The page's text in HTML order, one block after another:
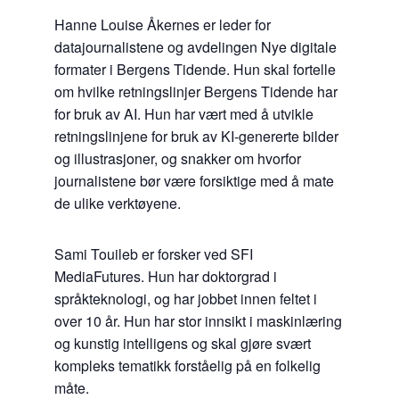
Hanne Louise Åkernes er leder for
datajournalistene og avdelingen Nye digitale
formater i Bergens Tidende. Hun skal fortelle
om hvilke retningslinjer Bergens Tidende har
for bruk av AI. Hun har vært med å utvikle
retningslinjene for bruk av KI-genererte bilder
og illustrasjoner, og snakker om hvorfor
journalistene bør være forsiktige med å mate
de ulike verktøyene.
Sami Touileb er forsker ved SFI
MediaFutures. Hun har doktorgrad i
språkteknologi, og har jobbet innen feltet i
over 10 år. Hun har stor innsikt i maskinlæring
og kunstig intelligens og skal gjøre svært
kompleks tematikk forståelig på en folkelig
måte.